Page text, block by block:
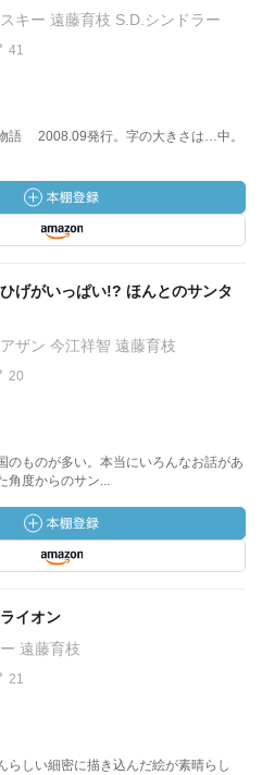
キー 遠藤育枝 S.D.シンドラー
41
語 2008.09発行。字の大きさは…中。
げがいっぱい!? ほんとのサンタ
ザン 今江祥智 遠藤育枝
20
のものが多い。本当にいろんなお話があ
角度からのサン...
イオン
遠藤育枝
21
らしい細密に描き込んだ絵が素晴らし